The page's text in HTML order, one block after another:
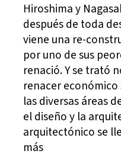
Hiroshima y
después de toda
viene una re-
por uno de sus
renació. Y se trató
renacer
las diversas áreas
el diseño y la
arquitectónico se
más